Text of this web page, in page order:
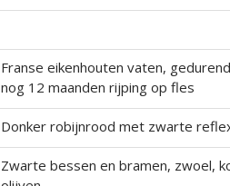
Franse eikenhouten vaten,
nog 12 maanden rijping op fles
Donker robijnrood met zwarte
Zwarte bessen en bramen, zwoel,